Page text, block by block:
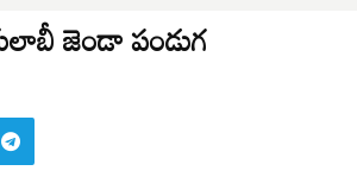
జెండా పండుగ